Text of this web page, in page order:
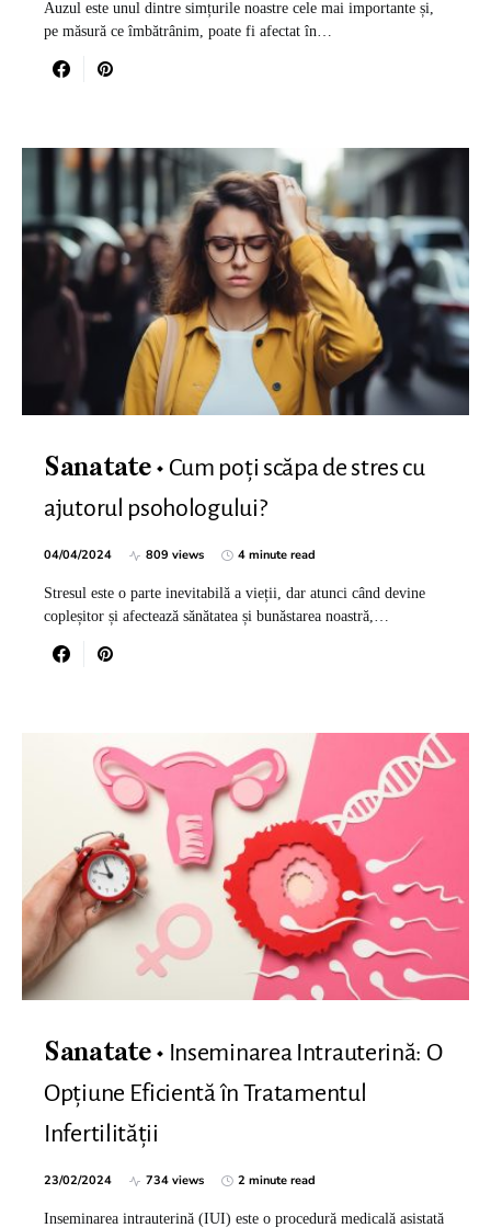
Auzul este unul dintre simțurile noastre cele mai importante și,
pe măsură ce îmbătrânim, poate fi afectat în…
Sanatate
Cum poți scăpa de stres cu
ajutorul psohologului?
04/04/2024 809 views 4 minute read
Stresul este o parte inevitabilă a vieții, dar atunci când devine
copleșitor și afectează sănătatea și bunăstarea noastră,…
Sanatate
Inseminarea Intrauterină: O
Opțiune Eficientă în Tratamentul
Infertilității
23/02/2024 734 views 2 minute read
Inseminarea intrauterină (IUI) este o procedură medicală asistată